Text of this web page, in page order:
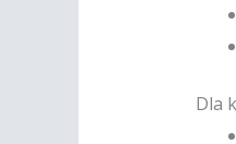
Dla